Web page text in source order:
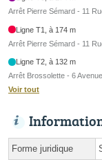
Arrêt Pierre Sémard - 11
Ligne T1, à 174 m
Arrêt Pierre Sémard - 11
Ligne T2, à 132 m
Arrêt Brossolette - 6
Voir tout
Forme juridique